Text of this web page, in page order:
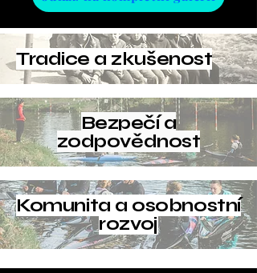
Tradice a zkušenost
Bezpečí a
zodpovědnost
Komunita a osobnostní
rozvoj